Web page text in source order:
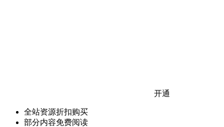
开通
全站资源折扣购买
部分内容免费阅读